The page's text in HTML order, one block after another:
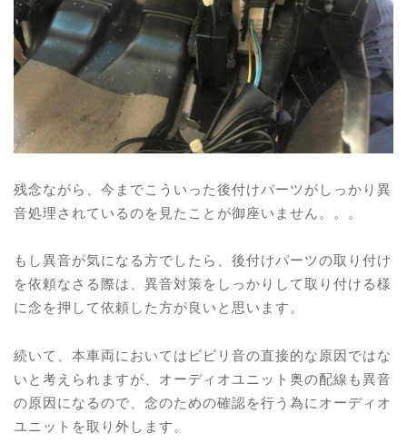
残念ながら、今までこういった後付けパーツがしっかり異
音処理されているのを見たことが御座いません。。。
もし異音が気になる方でしたら、後付けパーツの取り付け
を依頼なさる際は、異音対策をしっかりして取り付ける様
に念を押して依頼した方が良いと思います。
続いて、本車両においてはビビリ音の直接的な原因ではな
いと考えられますが、オーディオユニット奥の配線も異音
の原因になるので、念のための確認を行う為にオーディオ
ユニットを取り外します。